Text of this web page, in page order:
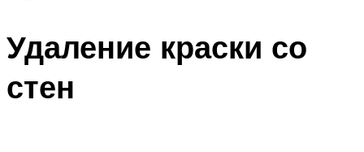
Удаление краски со
стен